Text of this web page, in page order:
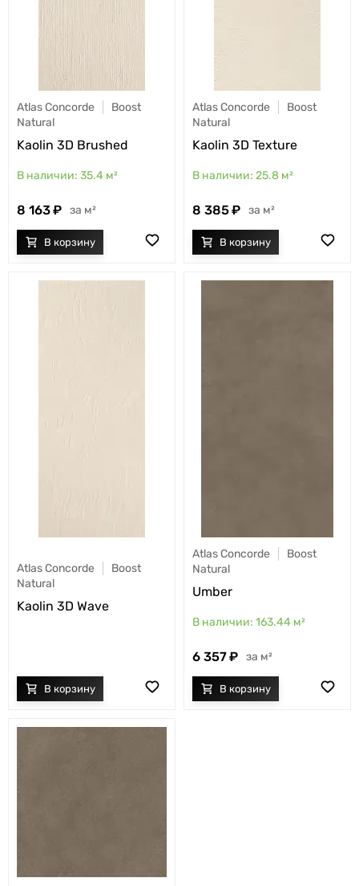
Atlas Concorde
Boost
Natural
Kaolin 3D Brushed
35.4 м²
8 163 м²
Atlas Concorde
Boost
Natural
Kaolin 3D Texture
25.8 м²
8 385 м²
Atlas Concorde
Boost
Natural
Kaolin 3D Wave
Atlas Concorde
Boost
Natural
Umber
163.44 м²
6 357 м²